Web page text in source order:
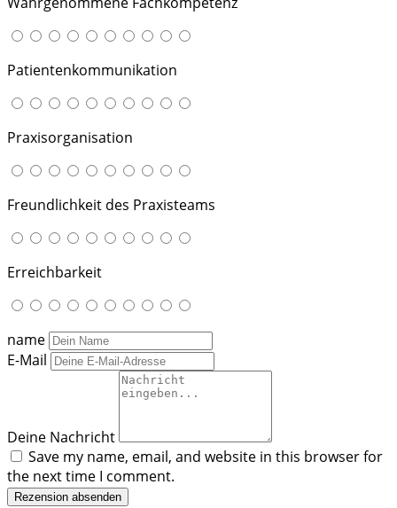
Patientenkommunikation
Praxisorganisation
Freundlichkeit des Praxisteams
Erreichbarkeit
name
E-Mail
Deine Nachricht
Save my name, email, and website in this browser for
the next time I comment.
Rezension absenden